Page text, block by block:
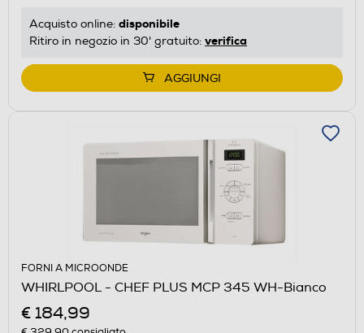
Acquisto online: disponibile
Ritiro in negozio in 30' gratuito: verifica
AGGIUNGI
FORNI A MICROONDE
WHIRLPOOL - CHEF PLUS MCP 345 WH-Bianco
€ 184,99